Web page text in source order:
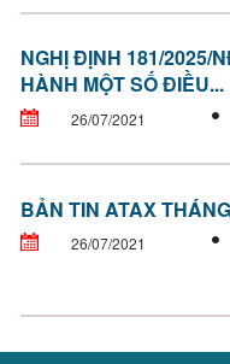
NGHỊ ĐỊNH 181/2025/
HÀNH MỘT SỐ ĐIỀU...
26/07/2021
BẢN TIN ATAX
26/07/2021